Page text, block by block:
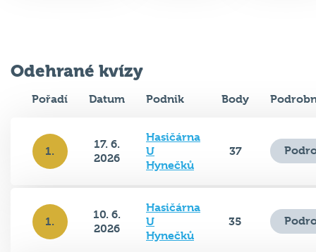
Odehrané kvízy
Pořadí Datum Podnik Body
1.
17. 6.
2026
Hasičárna
U
Hynečků
37
1.
10. 6.
2026
Hasičárna
U
Hynečků
35